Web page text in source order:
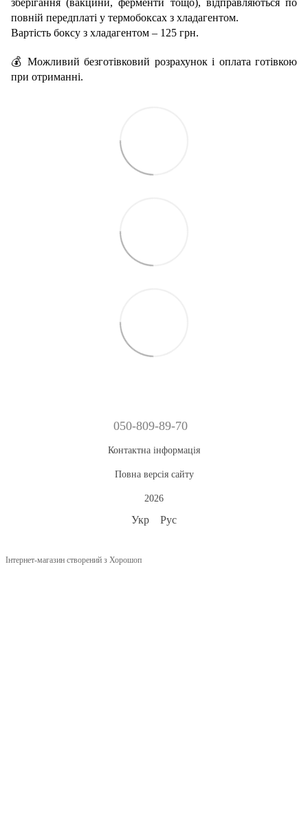
зберігання (вакцини, ферменти тощо), відправляються по
повній передплаті у термобоксах з хладагентом.
Вартість боксу з хладагентом – 125 грн.
💰 Можливий безготівковий розрахунок і оплата готівкою
при отриманні.
050-809-89-70
Контактна інформація
Повна версія сайту
2026
Укр Рус
Інтернет-магазин створений з Хорошоп